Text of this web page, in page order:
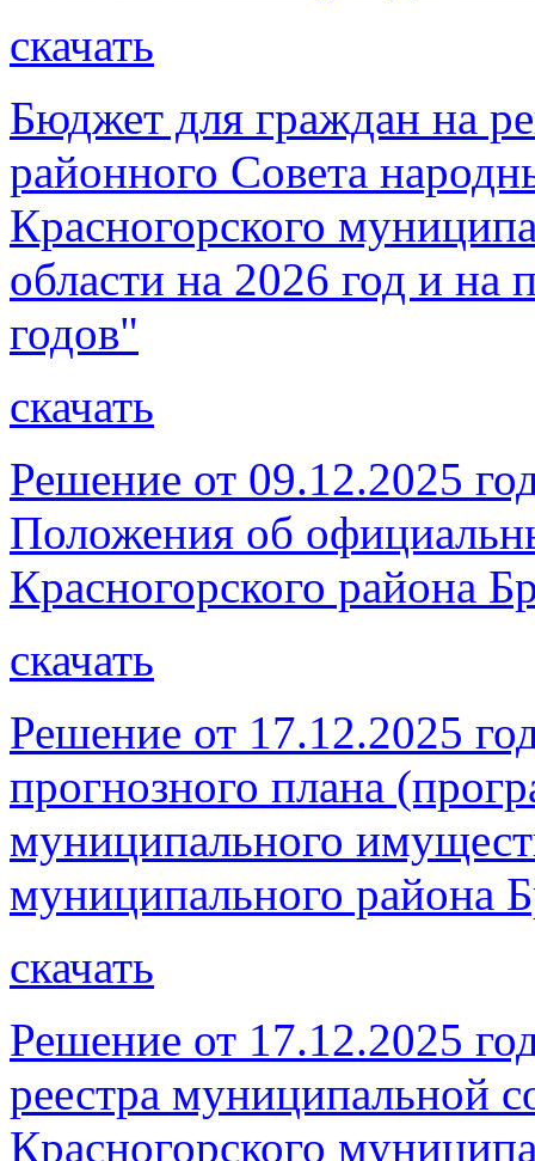
скачать
Бюджет для граждан на
районного Совета
Красногорского
области на 2026 год и
годов"
скачать
Решение от 09.12.2025
Положения об
Красногорского района
скачать
Решение от 17.12.2025
прогнозного плана
муниципального
муниципального района
скачать
Решение от 17.12.2025
реестра муниципальной
Красногорского